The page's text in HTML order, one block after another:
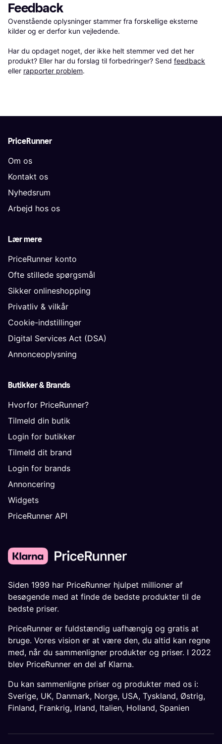
Feedback
Ovenstående oplysninger stammer fra forskellige eksterne
kilder og er derfor kun vejledende.
Har du opdaget noget, der ikke helt stemmer ved det her
produkt? Eller har du forslag til forbedringer? Send feedback
eller rapporter problem.
PriceRunner
Om os
Kontakt os
Nyhedsrum
Arbejd hos os
Lær mere
PriceRunner konto
Ofte stillede spørgsmål
Sikker onlineshopping
Privatliv & vilkår
Cookie-indstillinger
Digital Services Act (DSA)
Annonceoplysning
Butikker & Brands
Hvorfor PriceRunner?
Tilmeld din butik
Login for butikker
Tilmeld dit brand
Login for brands
Annoncering
Widgets
PriceRunner API
Siden 1999 har PriceRunner hjulpet millioner af
besøgende med at finde de bedste produkter til de
bedste priser.
PriceRunner er fuldstændig uafhængig og gratis at
bruge. Vores vision er at være den, du altid kan regne
med, når du sammenligner produkter og priser. I 2022
blev PriceRunner en del af Klarna.
Du kan sammenligne priser og produkter med os i:
Sverige, UK, Danmark, Norge, USA, Tyskland, Østrig,
Finland, Frankrig, Irland, Italien, Holland, Spanien